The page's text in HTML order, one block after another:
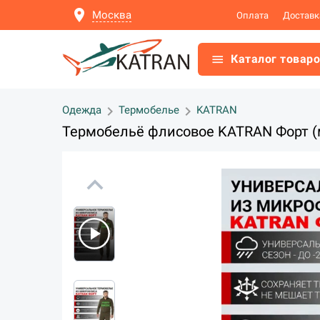
location_on Москва Оплата
menu Каталог
Одежда chevron_right Термобелье chevron_right KATRAN
Термобельё флисовое KATRAN Форт
expand_less